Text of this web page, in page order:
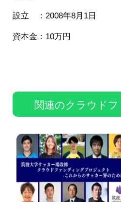
設立 ：2008年8月1日
資本金：10万円
関連のクラウド